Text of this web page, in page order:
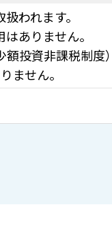
われます。
ありません。
投資非課税制度
ません。